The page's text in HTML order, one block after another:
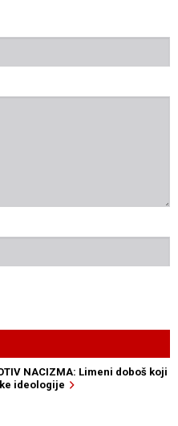
NACIZMA: Limeni doboš koji
ideologije